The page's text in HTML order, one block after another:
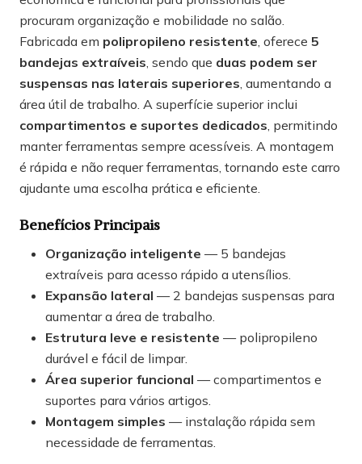
procuram organização e mobilidade no salão.
Fabricada em polipropileno resistente, oferece 5
bandejas extraíveis, sendo que duas podem ser
suspensas nas laterais superiores, aumentando a
área útil de trabalho. A superfície superior inclui
compartimentos e suportes dedicados, permitindo
manter ferramentas sempre acessíveis. A montagem
é rápida e não requer ferramentas, tornando este carro
ajudante uma escolha prática e eficiente.
Benefícios Principais
Organização inteligente — 5 bandejas
extraíveis para acesso rápido a utensílios.
Expansão lateral — 2 bandejas suspensas para
aumentar a área de trabalho.
Estrutura leve e resistente — polipropileno
durável e fácil de limpar.
Área superior funcional — compartimentos e
suportes para vários artigos.
Montagem simples — instalação rápida sem
necessidade de ferramentas.